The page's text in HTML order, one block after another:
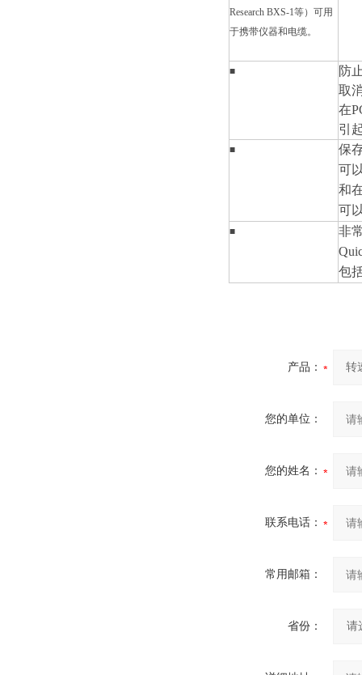
Research BXS-1等）可用
于携带仪器和电缆。
■
防
取
在
引
■
保
可
和
可
■
非
包
产品：
您的单位：
您的姓名：
联系电话：
常用邮箱：
省份：